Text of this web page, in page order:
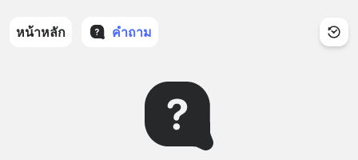
หน้าหลัก คำถาม